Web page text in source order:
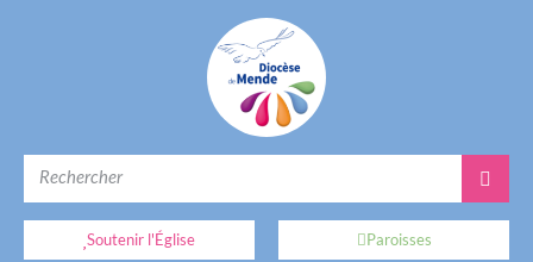
Soutenir l'Église Paroisses